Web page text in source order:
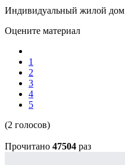
Индивидуальный жилой дом
Оцените материал
1
2
3
4
5
(2 голосов)
Прочитано 47504 раз